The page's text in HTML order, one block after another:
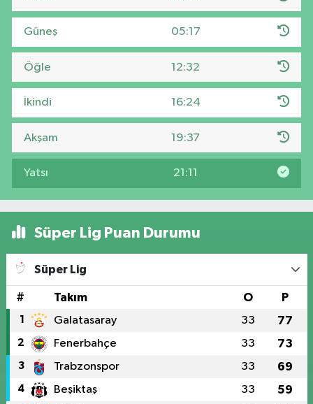
Güneş 05:17
Öğle 12:32
İkindi 16:24
Akşam 19:37
Yatsı 21:11
Süper Lig Puan Durumu
Süper Lig
# Takım O P
1 Galatasaray 33 77
2 Fenerbahçe 33 73
3 Trabzonspor 33 69
4 Beşiktaş 33 59